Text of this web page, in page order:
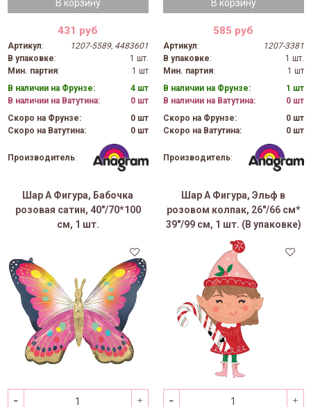
В корзину
431 руб
Артикул:
1207-5589, 4483601
В упаковке:
1 шт.
Мин. партия:
1 шт
В наличии на Фрунзе:
4 шт
В наличии на Ватутина:
0 шт
Скоро на Фрунзе:
0 шт
Скоро на Ватутина:
0 шт
Производитель:
В корзину
585 руб
Артикул:
1207-3381
В упаковке:
1 шт.
Мин. партия:
1 шт
В наличии на Фрунзе:
1 шт
В наличии на Ватутина:
0 шт
Скоро на Фрунзе:
0 шт
Скоро на Ватутина:
0 шт
Производитель:
Шар А Фигура, Бабочка
розовая сатин, 40"/70*100
см, 1 шт.
Шар А Фигура, Эльф в
розовом колпак, 26"/66 см*
39"/99 см, 1 шт. (В упаковке)